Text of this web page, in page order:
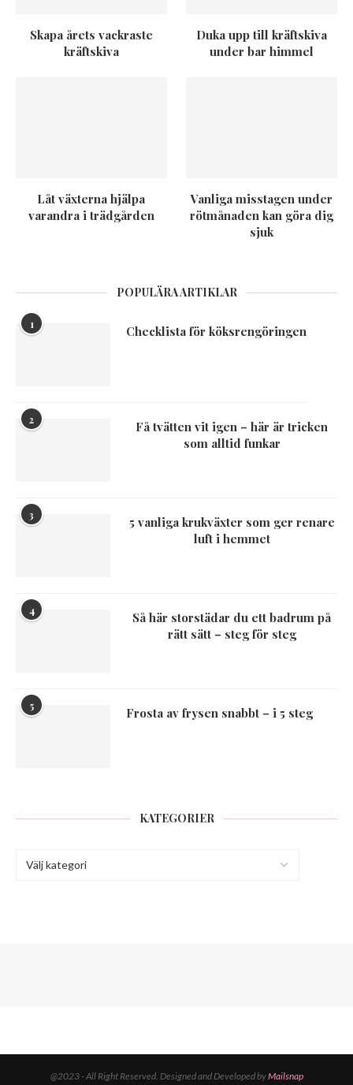
Skapa årets vackraste
kräftskiva
Duka upp till kräftskiva
under bar himmel
Låt växterna hjälpa
varandra i trädgården
Vanliga misstagen under
rötmånaden kan göra dig
sjuk
POPULÄRA ARTIKLAR
1 Checklista för köksrengöringen
2
Få tvätten vit igen – här är tricken
som alltid funkar
3
5 vanliga krukväxter som ger renare
luft i hemmet
4
Så här storstädar du ett badrum på
rätt sätt – steg för steg
5 Frosta av frysen snabbt – i 5 steg
KATEGORIER
@2023 - All Right Reserved. Designed and Developed byMailsnap